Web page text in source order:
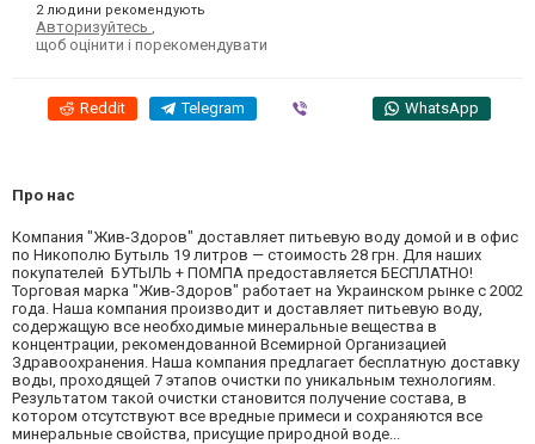
2 людини рекомендують
Авторизуйтесь
щоб оцінити і порекомендувати
Reddit Telegram WhatsApp
Про нас
Компания "Жив-Здоров" доставляет питьевую воду домой и в офис
по Никополю Бутыль 19 литров — стоимость 28 грн. Для наших
покупателей БУТЫЛЬ + ПОМПА предоставляется БЕСПЛАТНО!
Торговая марка "Жив-Здоров" работает на Украинском рынке с 2002
года. Наша компания производит и доставляет питьевую воду,
содержащую все необходимые минеральные вещества в
концентрации, рекомендованной Всемирной Организацией
Здравоохранения. Наша компания предлагает бесплатную доставку
воды, проходящей 7 этапов очистки по уникальным технологиям.
Результатом такой очистки становится получение состава, в
котором отсутствуют все вредные примеси и сохраняются все
минеральные свойства, присущие природной воде...